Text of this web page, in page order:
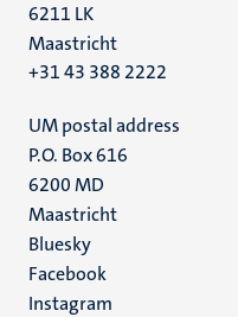
6211 LK
Maastricht
+31 43 388 2222
UM postal address
P.O. Box 616
6200 MD
Maastricht
Social
media
Bluesky
Facebook
Instagram